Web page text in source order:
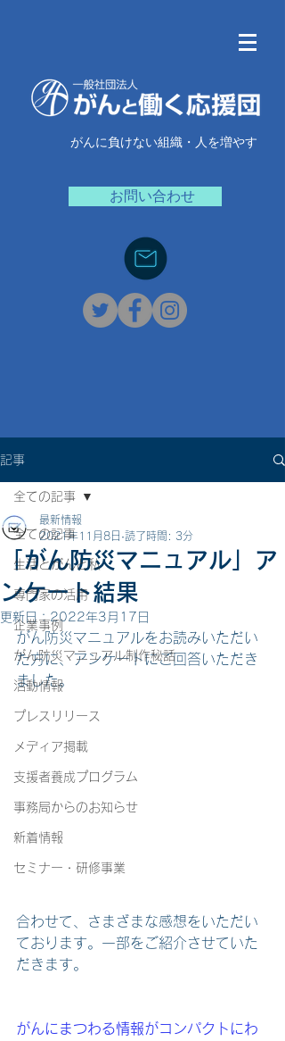
がんに負けない組織・人を増やす
お問い合わせ
記事
全ての記事
生活とがんと私
専門家の活用
企業事例
がん防災マニュアル制作秘話
活動情報
プレスリリース
メディア掲載
支援者養成プログラム
事務局からのお知らせ
新着情報
セミナー・研修事業
全ての記事
「がん防災マニュアル」ア
ンケート結果
最新情報
2021年11月8日 読了時間: 3分
更新日：2022年3月17日
がん防災マニュアルをお読みいただい
た方に、アンケートにご回答いただき
ました。
合わせて、さまざまな感想をいただい
ております。一部をご紹介させていた
だきます。
がんにまつわる情報がコンパクトにわ